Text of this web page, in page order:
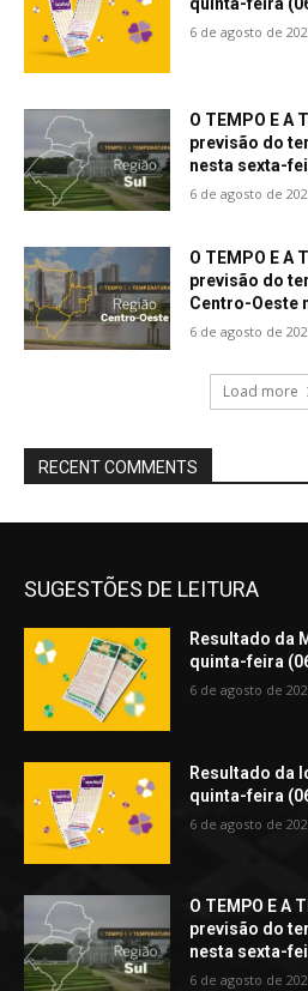
6 de agosto de
O TEMPO E A
previsão do
nesta sexta-
6 de agosto de
O TEMPO E A
previsão do
Centro-Oeste
6 de agosto de
Load more
RECENT COMMENTS
SUGESTÕES DE LEITURA
Resultado da
quinta-feira
6 de agosto de
Resultado da
quinta-feira
6 de agosto de
O TEMPO E A
previsão do
nesta sexta-
6 de agosto de